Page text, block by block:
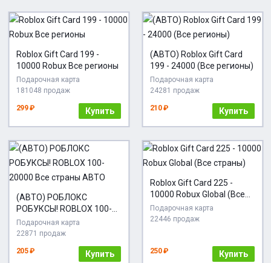
Roblox Gift Card 199 -
10000 Robux Все регионы
Подарочная карта
181048 продаж
299 ₽ Купить
(АВТО) Roblox Gift Card
199 - 24000 (Все регионы)
Подарочная карта
24281 продаж
210 ₽ Купить
(АВТО) РОБЛОКС
РОБУКСЫ! ROBLOX 100-
20000 Все страны АВТО
Подарочная карта
22871 продаж
205 ₽ Купить
Roblox Gift Card 225 -
10000 Robux Global (Все
страны)
Подарочная карта
22446 продаж
250 ₽ Купить